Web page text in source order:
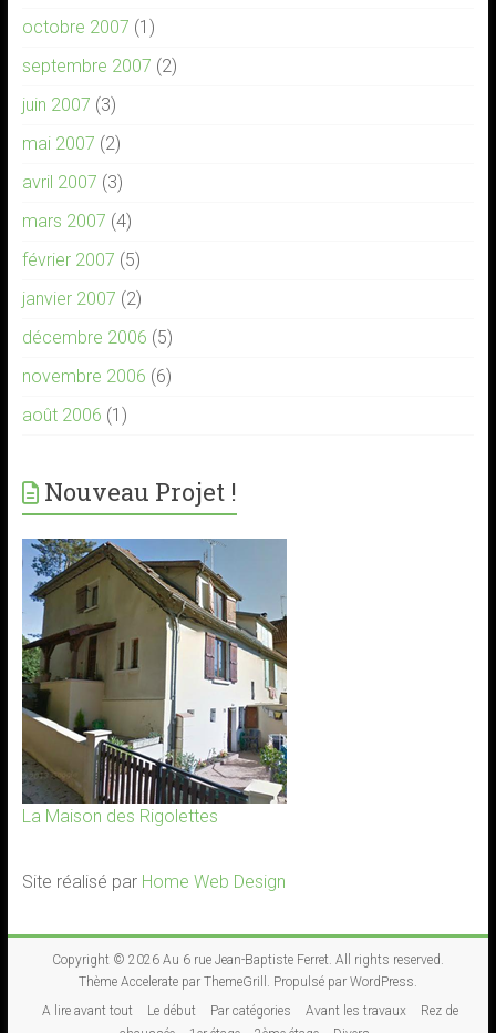
octobre 2007 (1)
septembre 2007 (2)
juin 2007 (3)
mai 2007 (2)
avril 2007 (3)
mars 2007 (4)
février 2007 (5)
janvier 2007 (2)
décembre 2006 (5)
novembre 2006 (6)
août 2006 (1)
Nouveau Projet !
La Maison des Rigolettes
Site réalisé par Home Web Design
Copyright © 2026 Au 6 rue Jean-Baptiste Ferret. All rights reserved.
Thème Acceleratepar ThemeGrill. Propulsé par WordPress.
A lire avant tout
Le début Par catégories Avant les travaux
Rez de